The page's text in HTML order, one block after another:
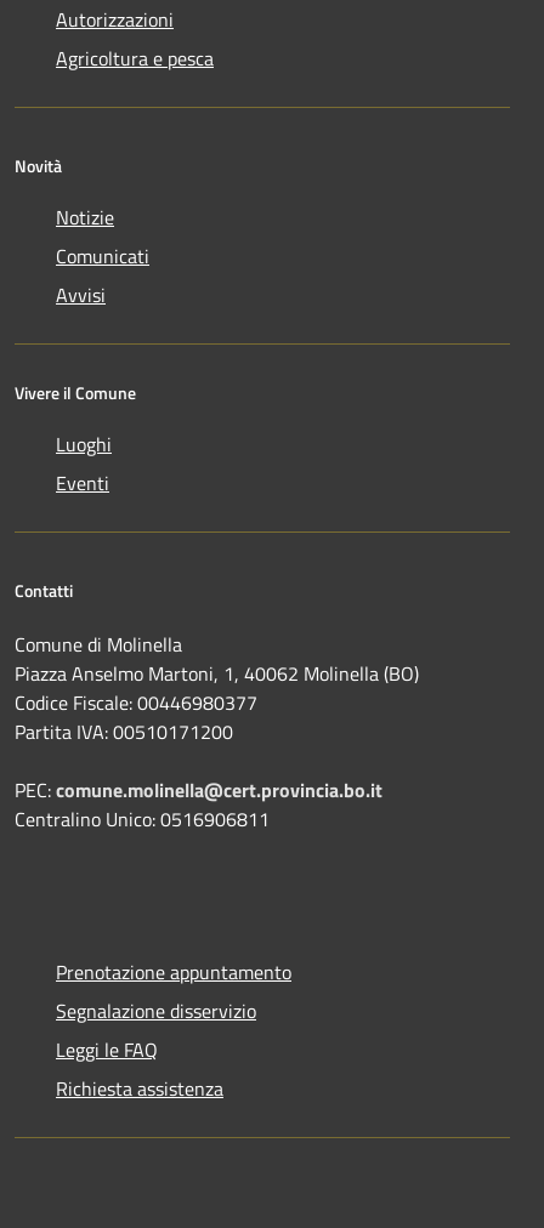
Autorizzazioni
Agricoltura e pesca
Novità
Notizie
Comunicati
Avvisi
Vivere il Comune
Luoghi
Eventi
Contatti
Comune di Molinella
Piazza Anselmo Martoni, 1, 40062 Molinella (BO)
Codice Fiscale: 00446980377
Partita IVA: 00510171200
PEC:comune.molinella@cert.provincia.bo.it
Centralino Unico: 0516906811
Prenotazione appuntamento
Segnalazione disservizio
Leggi le FAQ
Richiesta assistenza